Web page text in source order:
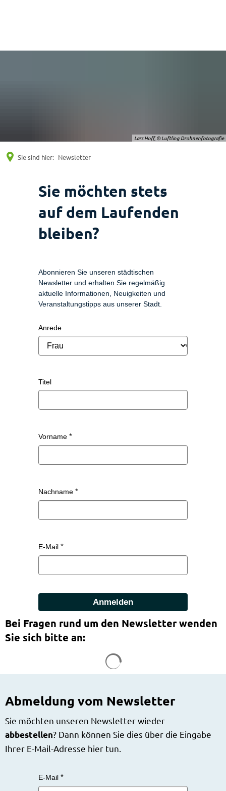
Lars Hoff, © Luftling Drohnenfotografie
Sie sind hier: Newsletter
Newsletter
Sie möchten stets
auf dem Laufenden
bleiben?
Abonnieren Sie unseren städtischen
Newsletter und erhalten Sie regelmäßig
aktuelle Informationen, Neuigkeiten und
Veranstaltungstipps aus unserer Stadt.
Anrede
Titel
Vorname
Nachname
E-Mail
Anmelden
Bei Fragen rund um den Newsletter wenden
Sie sich bitte an:
Abmeldung vom Newsletter
Sie möchten unseren Newsletter wieder
abbestellen? Dann können Sie dies über die Eingabe
Ihrer E-Mail-Adresse hier tun.
E-Mail